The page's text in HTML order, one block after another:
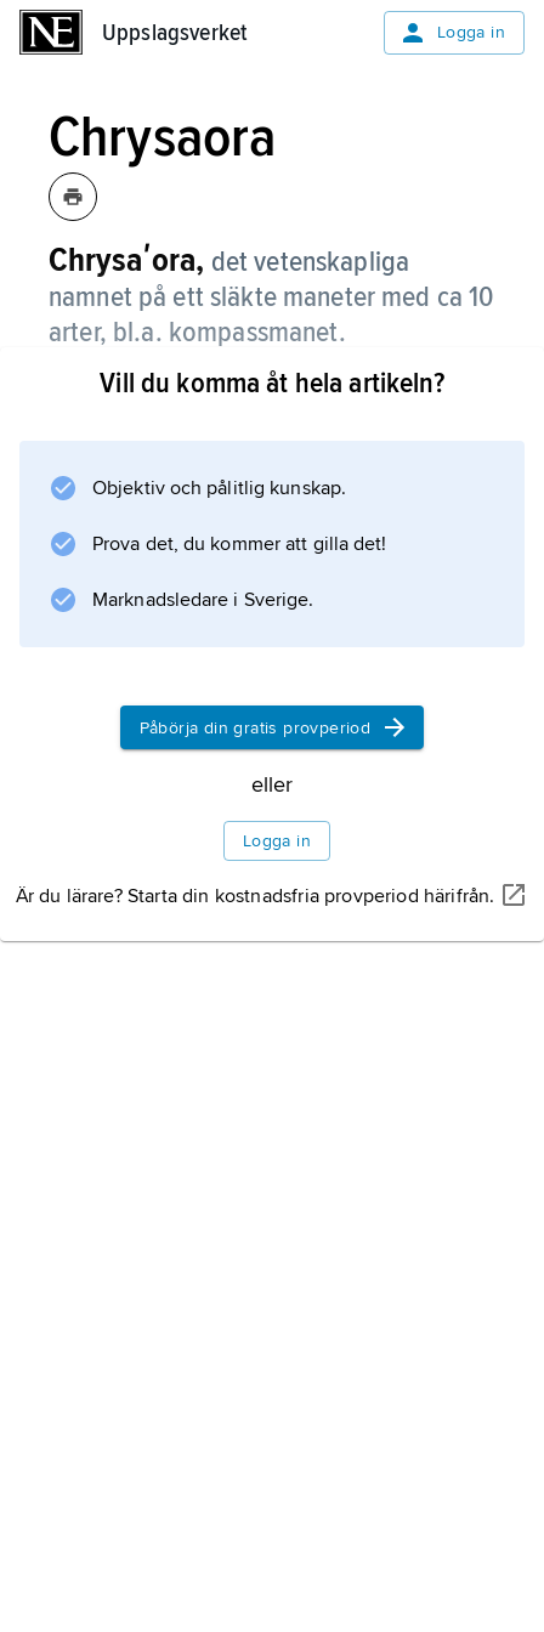
Uppslagsverket Logga in
Chrysaora
Chrysaʹora, det vetenskapliga
namnet på ett släkte maneter med ca 10
arter, bl.a. kompassmanet.
Information om artikeln
Vill du komma åt hela artikeln?
Objektiv och pålitlig kunskap.
Prova det, du kommer att gilla det!
Marknadsledare i Sverige.
Påbörja din gratis provperiod
eller
Logga in
Är du lärare? Starta din kostnadsfria provperiod härifrån.